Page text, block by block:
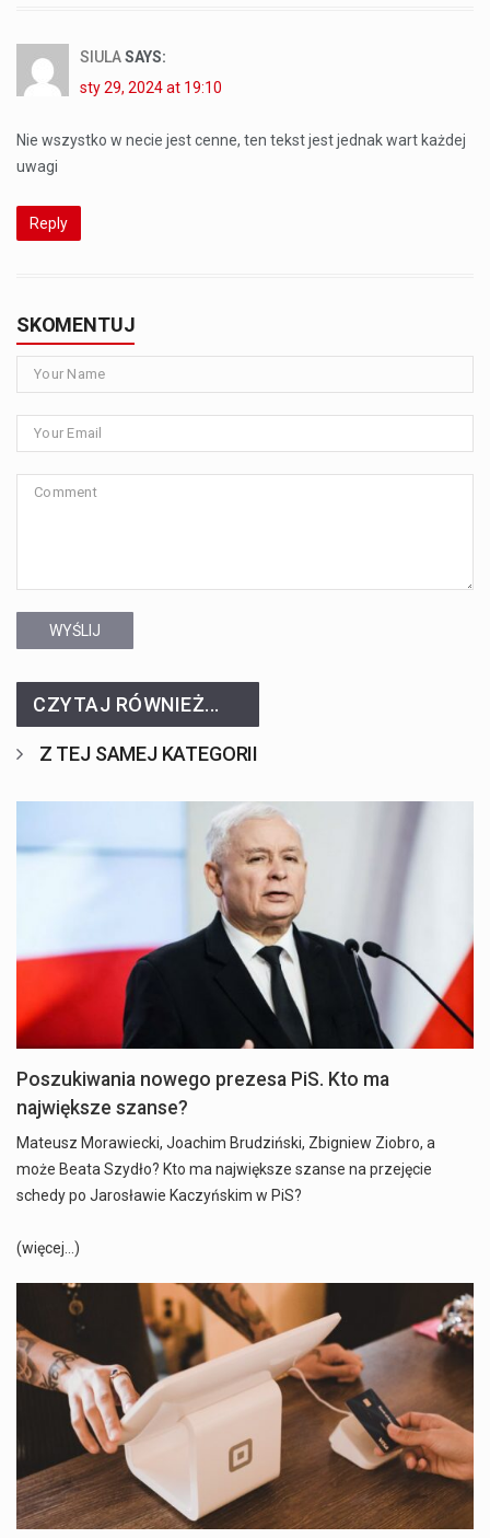
SIULASAYS:
sty 29, 2024 at 19:10
Nie wszystko w necie jest cenne, ten tekst jest jednak wart każdej
uwagi
Reply
SKOMENTUJ
WYŚLIJ
CZYTAJ RÓWNIEŻ...
Z TEJ SAMEJ KATEGORII
Poszukiwania nowego prezesa PiS. Kto ma
największe szanse?
Mateusz Morawiecki, Joachim Brudziński, Zbigniew Ziobro, a
może Beata Szydło? Kto ma największe szanse na przejęcie
schedy po Jarosławie Kaczyńskim w PiS?
(więcej…)